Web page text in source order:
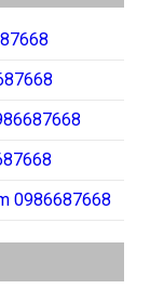
0986687668